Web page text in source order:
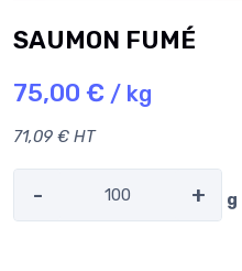
SAUMON FUMÉ
75,00 € / kg
71,09 € HT
- + g